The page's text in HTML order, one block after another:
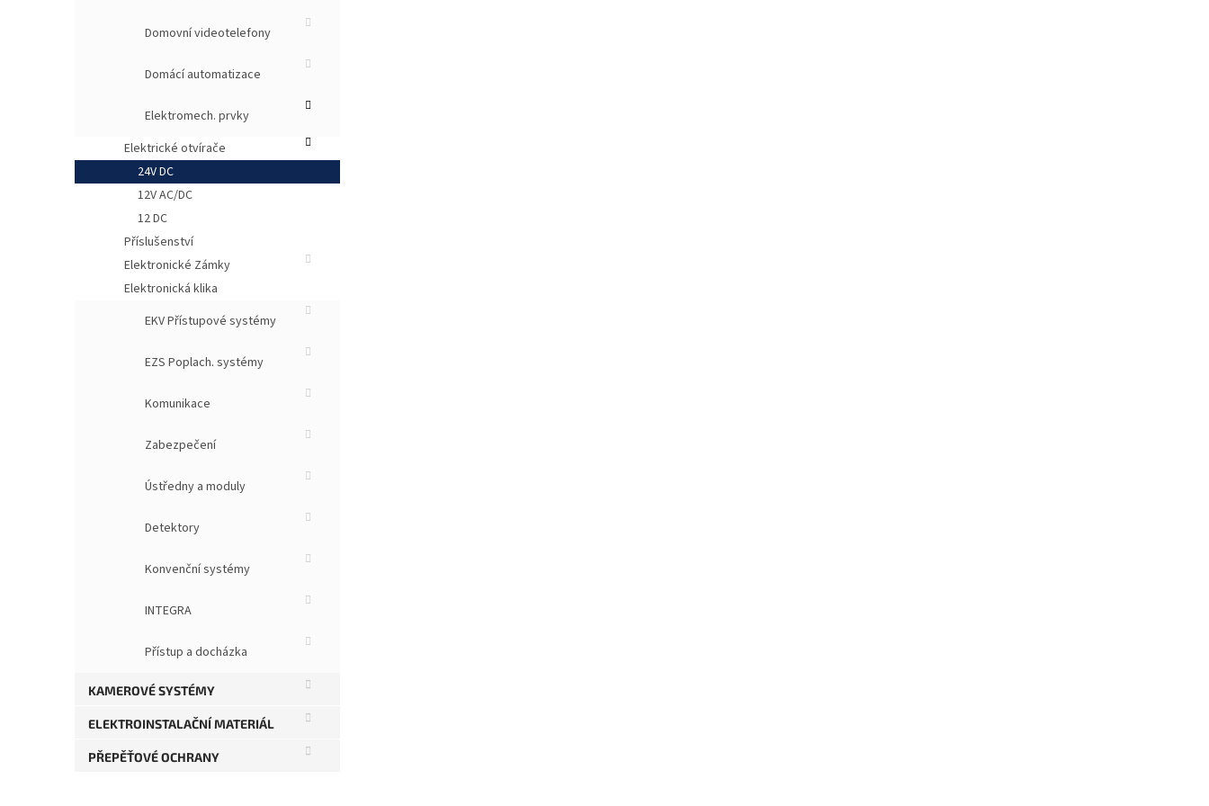
Domovní videotelefony
Domácí automatizace
Elektromech. prvky
Elektrické otvírače
24V DC
12V AC/DC
12 DC
Příslušenství
Elektronické Zámky
Elektronická klika
EKV Přístupové systémy
EZS Poplach. systémy
Komunikace
Zabezpečení
Ústředny a moduly
Detektory
Konvenční systémy
INTEGRA
Přístup a docházka
KAMEROVÉ SYSTÉMY
ELEKTROINSTALAČNÍ MATERIÁL
PŘEPĚŤOVÉ OCHRANY